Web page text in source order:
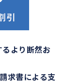
より断然お
求書による支